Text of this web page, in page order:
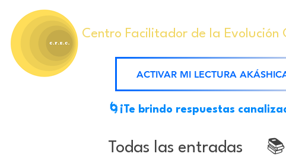
Centro Facilitador de la Evolución
ACTIVAR MI LECTURA
🌀¡Te brindo respuestas
Todas las entradas